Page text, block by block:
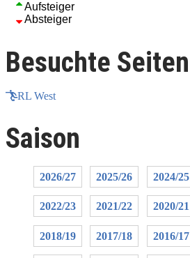
Aufsteiger
Absteiger
Besuchte Seiten
RL West
Saison
2026/27 2025/26 2024/25
2022/23 2021/22 2020/21
2018/19 2017/18 2016/17